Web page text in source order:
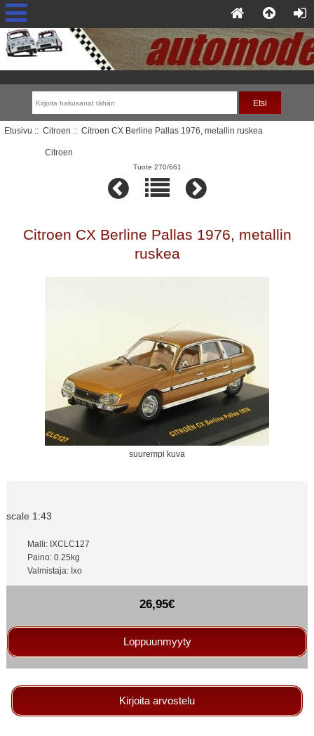
Etusivu :: Citroen :: Citroen CX Berline Pallas 1976, metallin ruskea
Citroen
Tuote 270/661
Citroen CX Berline Pallas 1976, metallin
ruskea
suurempi kuva
scale 1:43
Malli: IXCLC127
Paino: 0.25kg
Valmistaja: Ixo
26,95€
Loppuunmyyty
Kirjoita arvostelu